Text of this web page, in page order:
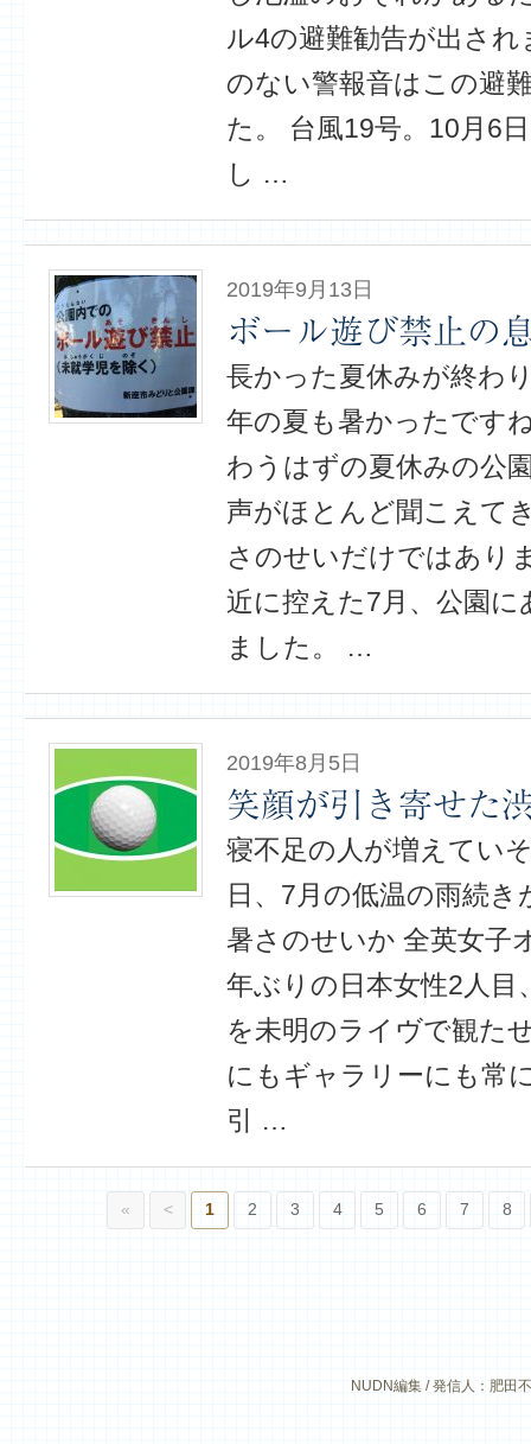
ル4の避難勧告が出さ
のない警報音はこの避
た。 台風19号。10月6
し …
2019年9月13日
ボール遊び禁止の
長かった夏休みが終わ
年の夏も暑かったです
わうはずの夏休みの公
声がほとんど聞こえて
さのせいだけではあり
近に控えた7月、公園
ました。 …
2019年8月5日
笑顔が引き寄せた
寝不足の人が増えてい
日、7月の低温の雨続
暑さのせいか 全英女子
年ぶりの日本女性2人目
を未明のライヴで観た
にもギャラリーにも常
引 …
« < 1 2 3 4 5 6 7 8
NUDN編集 / 発信人：肥田